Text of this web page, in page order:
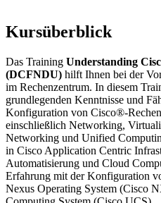
Kursüberblick
Das Training Understanding
(DCFNDU) hilft Ihnen bei der
im Rechenzentrum. In diesem
grundlegenden Kenntnisse und
Konfiguration von Cisco®-
einschließlich Networking,
Networking und Unified
in Cisco Application Centric
Automatisierung und Cloud
Erfahrung mit der Konfiguration
Nexus Operating System (Cisco